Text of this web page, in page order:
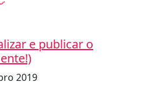
e publicar o
2019